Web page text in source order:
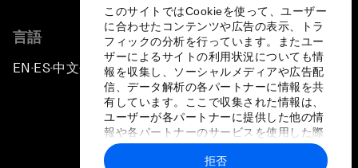
このサイトではCookieを使って、ユーザー
に合わせたコンテンツや広告の表示、トラ
フィックの分析を行っています。またユー
ザーによるサイトの利用状況についても情
報を収集し、ソーシャルメディアや広告配
信、データ解析の各パートナーに情報を共
有しています。ここで収集された情報は、
ユーザーが各パートナーに提供した他の情
報や各パートナーのサービスを使用した際
に収集された情報と組み合わされ、各パー
トナーによって使用されることがありま
拒否
言語
EN ▪ES▪中文▪ 日本語